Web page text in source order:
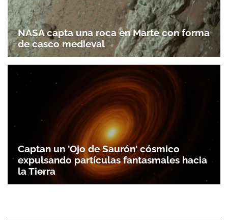
NASA capta una roca en Marte con forma
de casco medieval
Captan un 'Ojo de Saurón' cósmico
expulsando partículas fantasmales hacia
la Tierra